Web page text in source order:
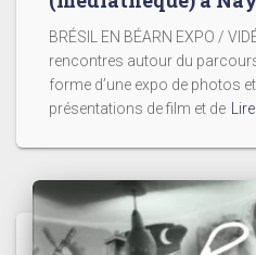
BRÉSIL EN BÉARN EXPO /
rencontres autour du
forme d’une expo de photos
présentations de film et de